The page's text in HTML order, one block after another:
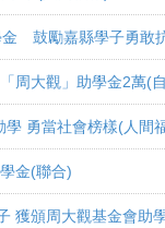
鼓勵嘉縣學子勇敢
周大觀」助學金2萬(
勇當社會榜樣(人間
金(聯合)
獲頒周大觀基金會助